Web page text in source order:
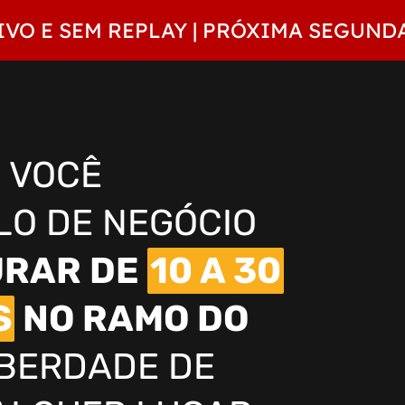
E SEM REPLAY | PRÓXIMA
DE NEGÓCIO
DE 10 A 30
NO RAMO DO
DE